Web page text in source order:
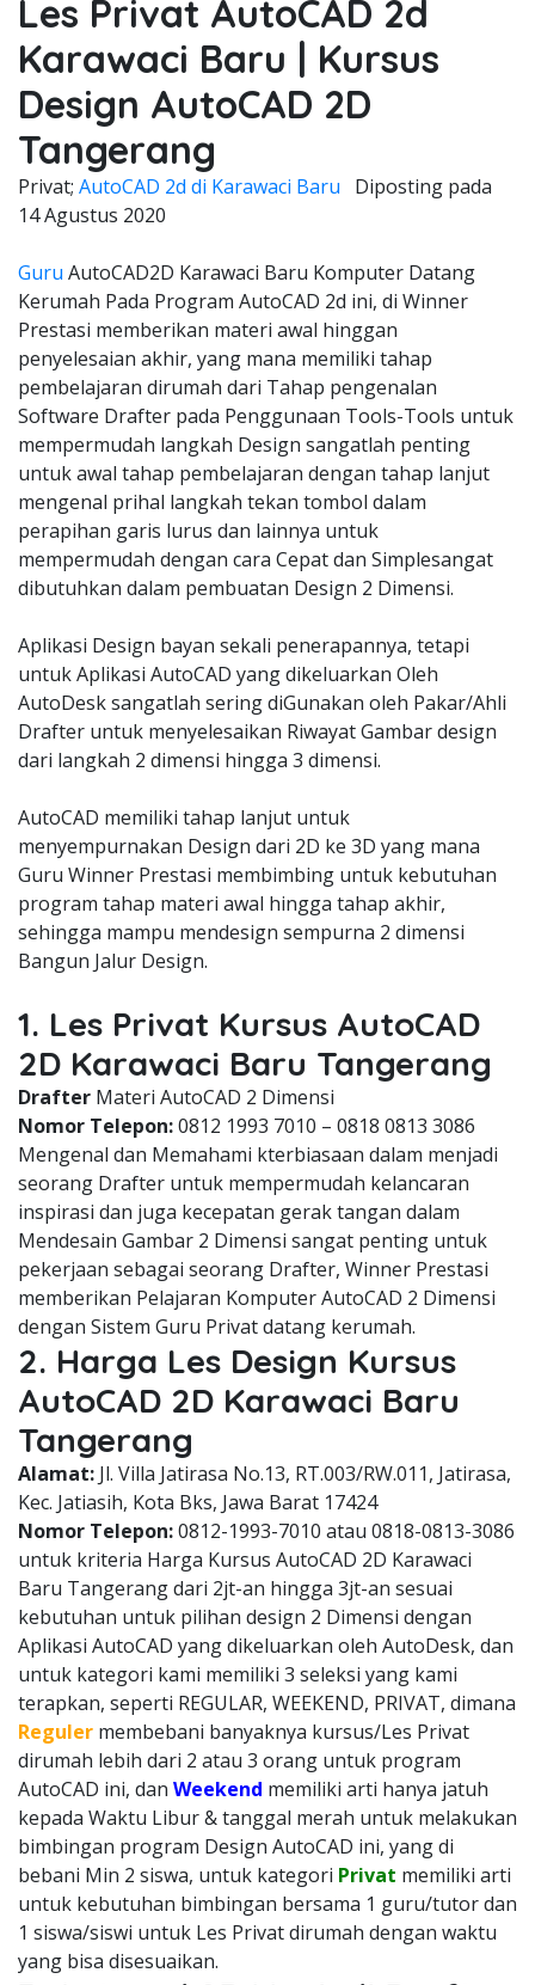
Les Privat AutoCAD 2d
Karawaci Baru | Kursus
Design AutoCAD 2D
Tangerang
Privat; AutoCAD 2d di Karawaci Baru
Diposting pada
14 Agustus 2020
Guru AutoCAD2D Karawaci Baru Komputer Datang
Kerumah Pada Program AutoCAD 2d ini, di Winner
Prestasi memberikan materi awal hinggan
penyelesaian akhir, yang mana memiliki tahap
pembelajaran dirumah dari Tahap pengenalan
Software Drafter pada Penggunaan Tools-Tools untuk
mempermudah langkah Design sangatlah penting
untuk awal tahap pembelajaran dengan tahap lanjut
mengenal prihal langkah tekan tombol dalam
perapihan garis lurus dan lainnya untuk
mempermudah dengan cara Cepat dan Simplesangat
dibutuhkan dalam pembuatan Design 2 Dimensi.
Aplikasi Design bayan sekali penerapannya, tetapi
untuk Aplikasi AutoCAD yang dikeluarkan Oleh
AutoDesk sangatlah sering diGunakan oleh Pakar/Ahli
Drafter untuk menyelesaikan Riwayat Gambar design
dari langkah 2 dimensi hingga 3 dimensi.
AutoCAD memiliki tahap lanjut untuk
menyempurnakan Design dari 2D ke 3D yang mana
Guru Winner Prestasi membimbing untuk kebutuhan
program tahap materi awal hingga tahap akhir,
sehingga mampu mendesign sempurna 2 dimensi
Bangun Jalur Design.
1. Les Privat Kursus AutoCAD
2D Karawaci Baru Tangerang
Drafter Materi AutoCAD 2 Dimensi
Nomor Telepon:0812 1993 7010 – 0818 0813 3086
Mengenal dan Memahami kterbiasaan dalam menjadi
seorang Drafter untuk mempermudah kelancaran
inspirasi dan juga kecepatan gerak tangan dalam
Mendesain Gambar 2 Dimensi sangat penting untuk
pekerjaan sebagai seorang Drafter, Winner Prestasi
memberikan Pelajaran Komputer AutoCAD 2 Dimensi
dengan Sistem Guru Privat datang kerumah.
2. Harga Les Design Kursus
AutoCAD 2D Karawaci Baru
Tangerang
Alamat: Jl. Villa Jatirasa No.13, RT.003/RW.011, Jatirasa,
Kec. Jatiasih, Kota Bks, Jawa Barat 17424
Nomor Telepon:0812-1993-7010 atau 0818-0813-3086
untuk kriteria Harga Kursus AutoCAD 2D Karawaci
Baru Tangerang dari 2jt-an hingga 3jt-an sesuai
kebutuhan untuk pilihan design 2 Dimensi dengan
Aplikasi AutoCAD yang dikeluarkan oleh AutoDesk, dan
untuk kategori kami memiliki 3 seleksi yang kami
terapkan, seperti REGULAR, WEEKEND, PRIVAT, dimana
Reguler membebani banyaknya kursus/Les Privat
dirumah lebih dari 2 atau 3 orang untuk program
AutoCAD ini, dan Weekend memiliki arti hanya jatuh
kepada Waktu Libur & tanggal merah untuk melakukan
bimbingan program Design AutoCAD ini, yang di
bebani Min 2 siswa, untuk kategori Privat memiliki arti
untuk kebutuhan bimbingan bersama 1 guru/tutor dan
1 siswa/siswi untuk Les Privat dirumah dengan waktu
yang bisa disesuaikan.